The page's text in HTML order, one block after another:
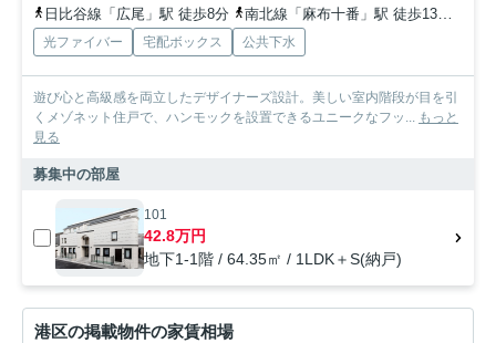
日比谷線「広尾」駅 徒歩8分
南北線「麻布十番」駅 徒歩13分
光ファイバー 宅配ボックス 公共下水
遊び心と高級感を両立したデザイナーズ設計。美しい室内階段が目を引
くメゾネット住戸で、ハンモックを設置できるユニークなフッ... もっと
見る
募集中の部屋
101
42.8万円
地下1-1階 / 64.35㎡ / 1LDK＋S(納戸)
港区の掲載物件の家賃相場